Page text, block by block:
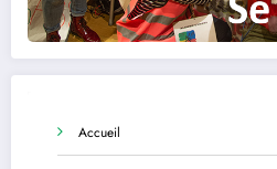
Accueil